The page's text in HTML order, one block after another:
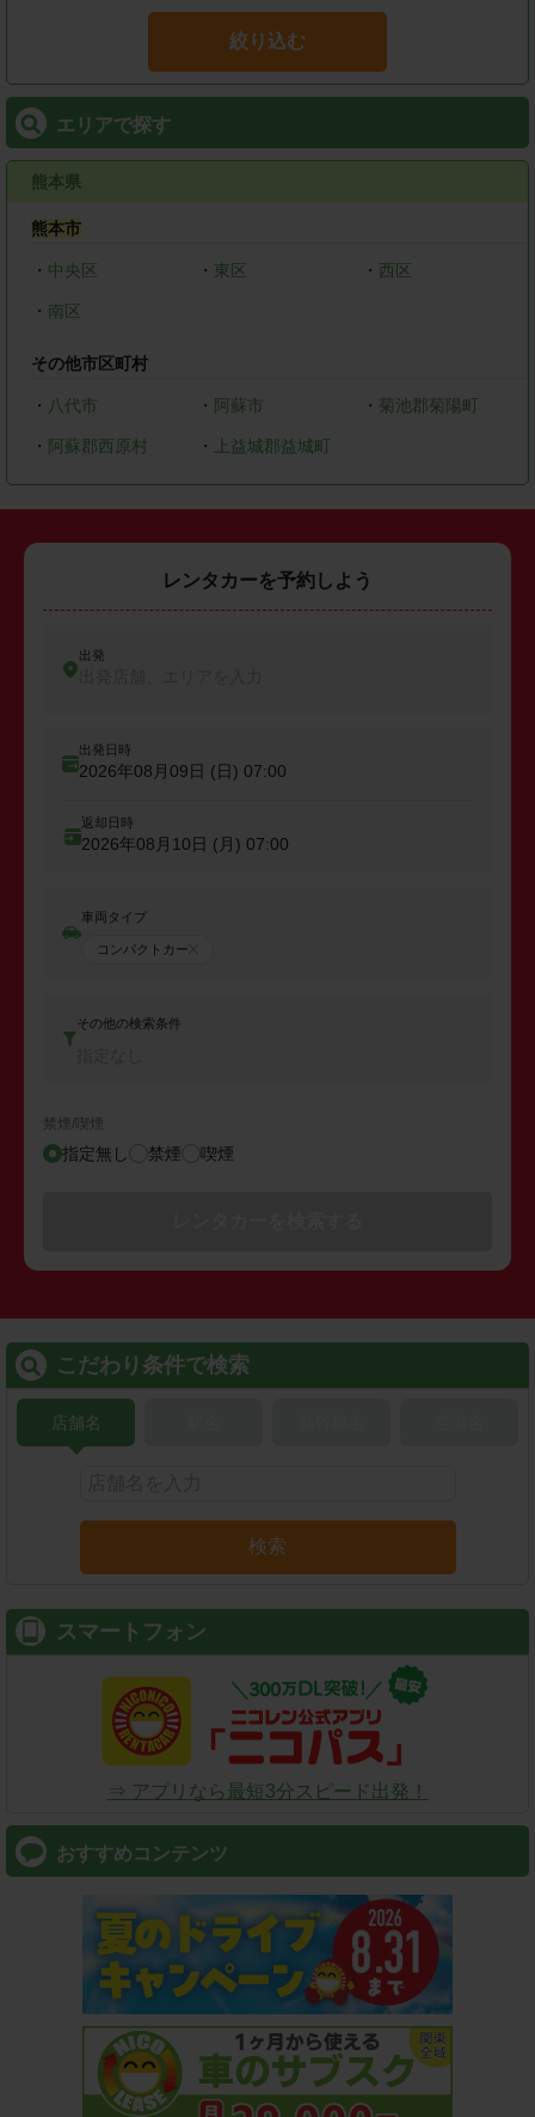
絞り込む
エリアで探す
熊本県
熊本市
・ 中央区 ・ 東区 ・ 西区
・ 南区
その他市区町村
・ 八代市 ・ 阿蘇市 ・ 菊池郡菊陽町
・ 阿蘇郡西原村 ・ 上益城郡益城町
レンタカーを予約しよう
出発
出発日時
2026年08月09日 (日) 07:00
返却日時
2026年08月10日 (月) 07:00
車両タイプ
コンパクトカー
その他の検索条件
禁煙/喫煙
指定無し 禁煙 喫煙
こだわり条件で検索
店舗名
検索
スマートフォン
⇒ アプリなら最短3分スピード出発！
おすすめコンテンツ